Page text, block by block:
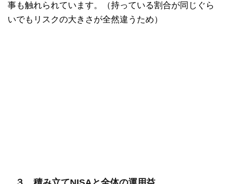
事も触れられています。（持っている割合が同じぐら
いでもリスクの大きさが全然違うため）